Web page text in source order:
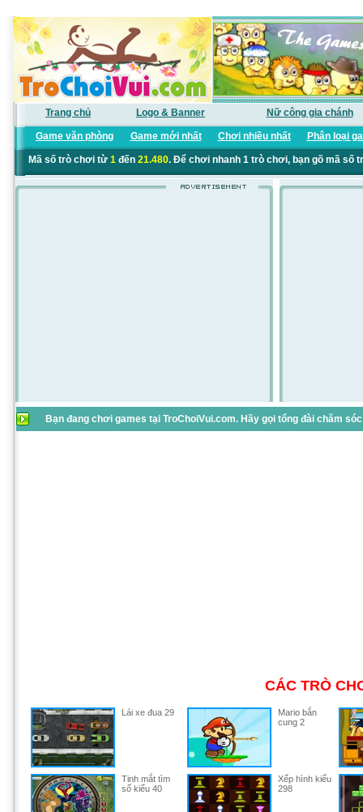
Trang chủ Logo & Banner Nữ công gia chánh
Game văn phòng Game mới nhất Chơi nhiều nhất Phân loại
Mã số trò chơi từ 1đến 21.480. Để chơi nhanh 1 trò chơi, bạn gõ mã số
Bạn đang chơi games tại TroChoiVui.com. Hãy gọi tổng đài chăm
CÁC TRÒ
Lái xe đua 29
Mario bắn
cung 2
Tinh mắt tìm
số kiểu 40
Xếp hình kiểu
298